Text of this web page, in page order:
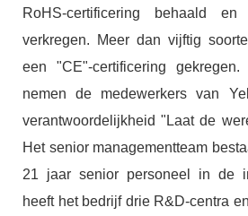
RoHS-certificering behaald en
verkregen. Meer dan vijftig
een "CE"-certificering
nemen de medewerkers van
verantwoordelijkheid "Laat de
Het senior managementteam
21 jaar senior personeel in de
heeft het bedrijf drie R&D-centra